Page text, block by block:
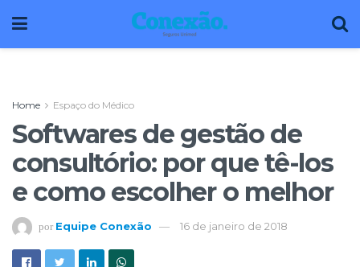
Home Espaço do Médico
Softwares de gestão de
consultório: por que tê-los
e como escolher o melhor
por Equipe Conexão 16 de janeiro de 2018